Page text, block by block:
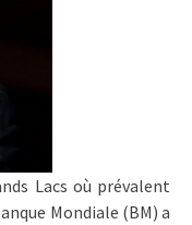
Lacs où prévalent
Mondiale (BM) a